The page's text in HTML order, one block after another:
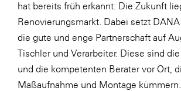
hat bereits früh erkannt: Die Zukunft
Renovierungsmarkt. Dabei setzt
die gute und enge Partnerschaft auf
Tischler und Verarbeiter. Diese sind
und die kompetenten Berater vor Ort,
Maßaufnahme und Montage